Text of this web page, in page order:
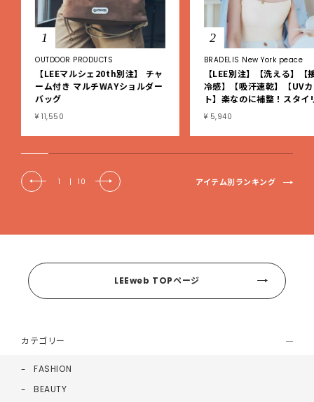
1
OUTDOOR PRODUCTS
【LEEマルシェ20th別注】 チャ
ーム付き マルチWAYショルダー
バッグ
¥ 11,550
2
BRADELIS New York peace
【LEE別注】【洗える】【
冷感】【吸汗速乾】【UV
ト】楽なのに補整！スタイ
シュ綿混ブラキャミ
¥ 5,940
1 | 10 アイテム別ランキング
LEEweb TOPページ
カテゴリー
FASHION
BEAUTY